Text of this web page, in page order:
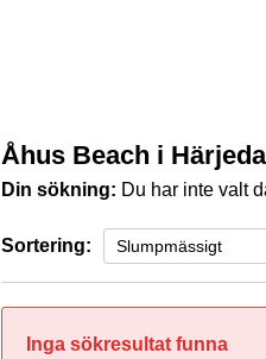
Åhus Beach i
Din sökning: Du har inte valt
Sortering:
Inga sökresultat funna